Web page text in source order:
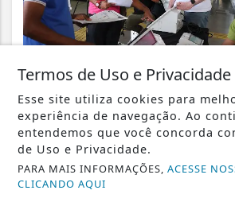
VISUALIZAR
Termos de Uso e Privacidade
Esse site utiliza cookies para
experiência de navegação. Ao
entendemos que você concorda
de Uso e Privacidade.
PARA MAIS INFORMAÇÕES,ACESSE
CLICANDO AQUI